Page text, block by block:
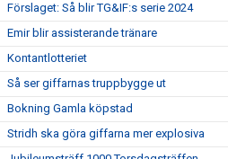
Förslaget: Så blir TG&IF:s serie 2024
Emir blir assisterande tränare
Kontantlotteriet
Så ser giffarnas truppbygge ut
Bokning Gamla köpstad
Stridh ska göra giffarna mer explosiva